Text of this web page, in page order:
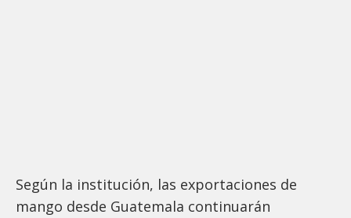
Según la institución, las exportaciones de
mango desde Guatemala continuarán